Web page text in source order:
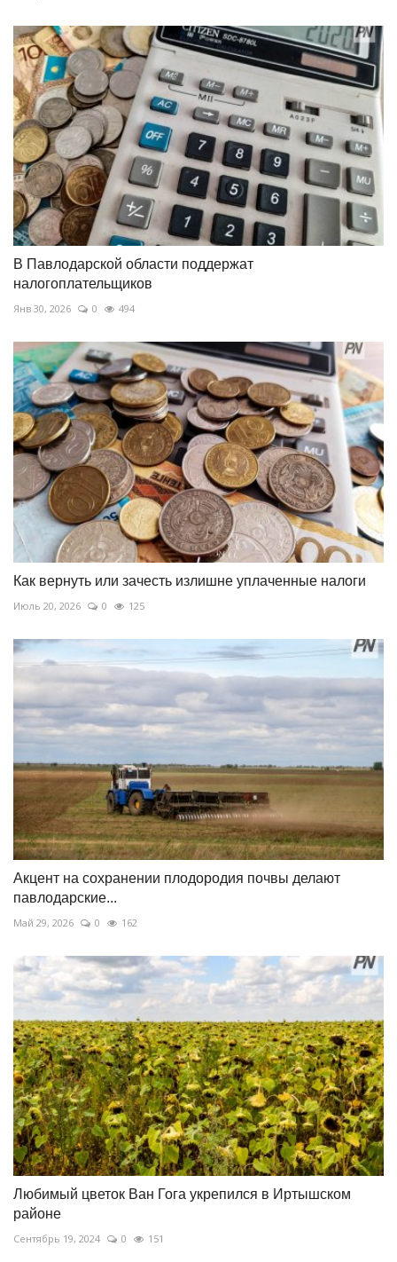
В Павлодарской области поддержат
налогоплательщиков
Янв 30, 2026 0 494
Как вернуть или зачесть излишне уплаченные налоги
Июль 20, 2026 0 125
Акцент на сохранении плодородия почвы делают
павлодарские...
Май 29, 2026 0 162
Любимый цветок Ван Гога укрепился в Иртышском
районе
Сентябрь 19, 2024 0 151